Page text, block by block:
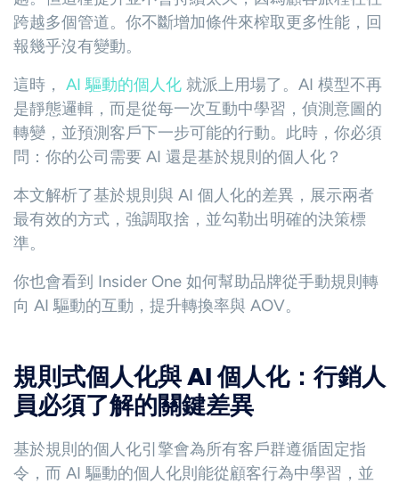
跨越多個管道。你不斷增加條件來榨取更多性能，回
報幾乎沒有變動。
這時， AI 驅動的個人化 就派上用場了。AI 模型不再
是靜態邏輯，而是從每一次互動中學習，偵測意圖的
轉變，並預測客戶下一步可能的行動。此時，你必須
問：你的公司需要 AI 還是基於規則的個人化？
本文解析了基於規則與 AI 個人化的差異，展示兩者
最有效的方式，強調取捨，並勾勒出明確的決策標
準。
你也會看到 Insider One 如何幫助品牌從手動規則轉
向 AI 驅動的互動，提升轉換率與 AOV。
規則式個人化與 AI 個人化：行銷人
員必須了解的關鍵差異
基於規則的個人化引擎會為所有客戶群遵循固定指
令，而 AI 驅動的個人化則能從顧客行為中學習，並